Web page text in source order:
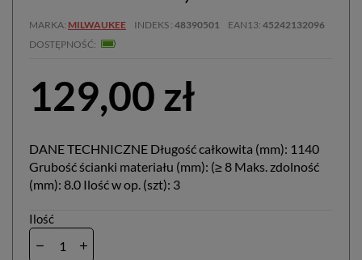
MARKA MILWAUKEE INDEKS 48390501 EAN13 45242132096
DOSTĘPNOŚĆ
129,00 zł
DANE TECHNICZNE Długość całkowita (mm): 1140
Grubość ścianki materiału (mm): (≥ 8 Maks. zdolność
(mm): 8.0 Ilość w op. (szt): 3
Ilość